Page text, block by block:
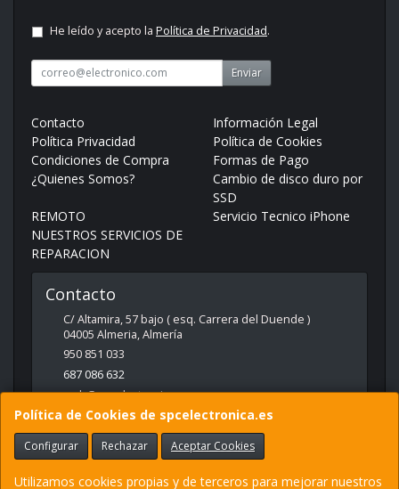
Política de Cookies de spcelectronica.es
Configurar Rechazar Aceptar Cookies
Utilizamos cookies propias y de terceros para mejorar nuestros
He leído y acepto la Política de Privacidad.
Enviar
Contacto
Información Legal
Política Privacidad
Política de Cookies
Condiciones de Compra
Formas de Pago
¿Quienes Somos?
Cambio de disco duro por
SSD
REMOTO
Servicio Tecnico iPhone
NUESTROS SERVICIOS DE
REPARACION
Contacto
C/ Altamira, 57 bajo ( esq. Carrera del Duende )
04005 Almeria,Almería
950 851 033
687 086 632
web@spcelectronica.es
Horario
9:30 - 14:00 Y 17:00 - 21:00